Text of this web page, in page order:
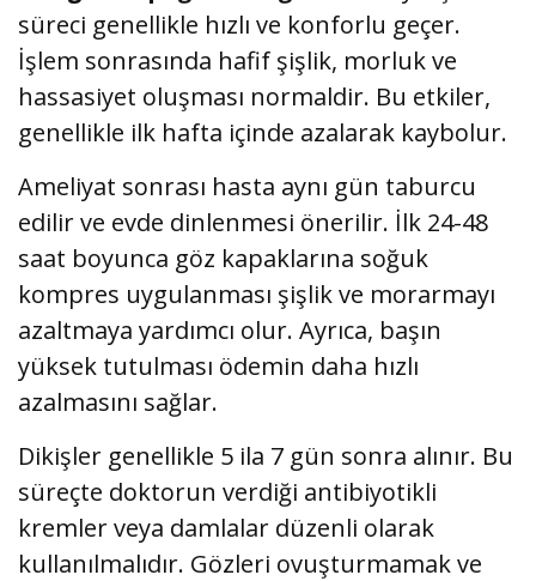
süreci genellikle hızlı ve konforlu geçer.
İşlem sonrasında hafif şişlik, morluk ve
hassasiyet oluşması normaldir. Bu etkiler,
genellikle ilk hafta içinde azalarak kaybolur.
Ameliyat sonrası hasta aynı gün taburcu
edilir ve evde dinlenmesi önerilir. İlk 24-48
saat boyunca göz kapaklarına soğuk
kompres uygulanması şişlik ve morarmayı
azaltmaya yardımcı olur. Ayrıca, başın
yüksek tutulması ödemin daha hızlı
azalmasını sağlar.
Dikişler genellikle 5 ila 7 gün sonra alınır. Bu
süreçte doktorun verdiği antibiyotikli
kremler veya damlalar düzenli olarak
kullanılmalıdır. Gözleri ovuşturmamak ve